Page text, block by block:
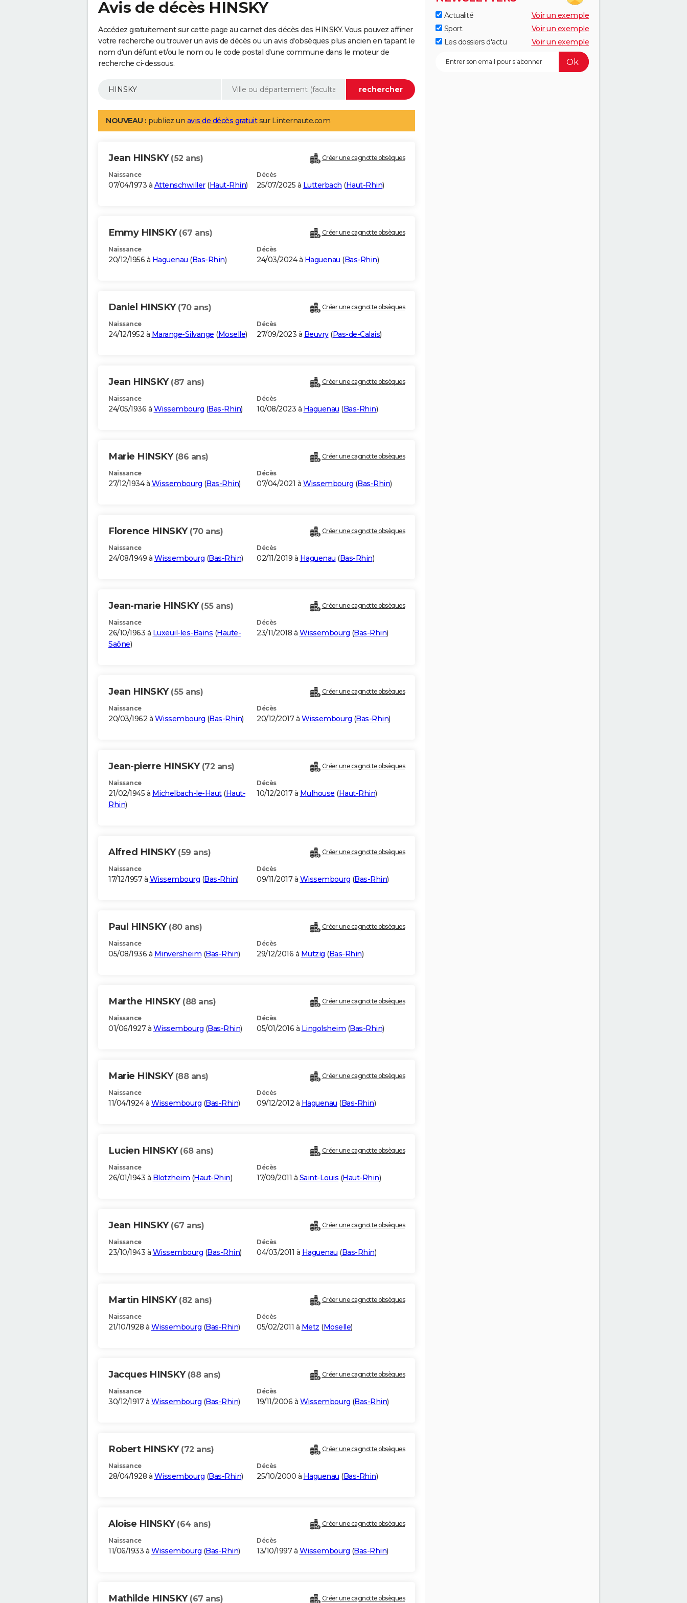
Avis de décès HINSKY
Accédez gratuitement sur cette page au carnet des décès des HINSKY. Vous pouvez affiner
votre recherche ou trouver un avis de décès ou un avis d'obsèques plus ancien en tapant le
nom d'un défunt et/ou le nom ou le code postal d'une commune dans le moteur de
recherche ci-dessous.
NOUVEAU : publiez un avis de décès gratuitsur Linternaute.com
Jean HINSKY (52 ans) Créer une cagnotte obsèques
Naissance
07/04/1973 à Attenschwiller(Haut-Rhin)
Décès
25/07/2025 à Lutterbach (Haut-Rhin)
Emmy HINSKY (67 ans) Créer une cagnotte obsèques
Naissance
20/12/1956 à Haguenau (Bas-Rhin)
Décès
24/03/2024 à Haguenau (Bas-Rhin)
Daniel HINSKY (70 ans) Créer une cagnotte obsèques
Naissance
24/12/1952 à Marange-Silvange (Moselle)
Décès
27/09/2023 à Beuvry(Pas-de-Calais)
Jean HINSKY (87 ans) Créer une cagnotte obsèques
Naissance
24/05/1936 à Wissembourg (Bas-Rhin)
Décès
10/08/2023 à Haguenau (Bas-Rhin)
Marie HINSKY (86 ans) Créer une cagnotte obsèques
Naissance
27/12/1934 à Wissembourg (Bas-Rhin)
Décès
07/04/2021 à Wissembourg (Bas-Rhin)
Florence HINSKY (70 ans) Créer une cagnotte obsèques
Naissance
24/08/1949 à Wissembourg (Bas-Rhin)
Décès
02/11/2019 à Haguenau (Bas-Rhin)
Jean-marie HINSKY (55 ans) Créer une cagnotte obsèques
Naissance
26/10/1963 à Luxeuil-les-Bains (Haute-
Saône)
Décès
23/11/2018 à Wissembourg (Bas-Rhin)
Jean HINSKY (55 ans) Créer une cagnotte obsèques
Naissance
20/03/1962 à Wissembourg (Bas-Rhin)
Décès
20/12/2017 à Wissembourg (Bas-Rhin)
Jean-pierre HINSKY (72 ans) Créer une cagnotte obsèques
Naissance
21/02/1945 à Michelbach-le-Haut(Haut-
Rhin)
Décès
10/12/2017 à Mulhouse (Haut-Rhin)
Alfred HINSKY (59 ans) Créer une cagnotte obsèques
Naissance
17/12/1957 à Wissembourg (Bas-Rhin)
Décès
09/11/2017 à Wissembourg (Bas-Rhin)
Paul HINSKY (80 ans) Créer une cagnotte obsèques
Naissance
05/08/1936 à Minversheim (Bas-Rhin)
Décès
29/12/2016 à Mutzig (Bas-Rhin)
Marthe HINSKY (88 ans) Créer une cagnotte obsèques
Naissance
01/06/1927 à Wissembourg (Bas-Rhin)
Décès
05/01/2016 à Lingolsheim (Bas-Rhin)
Marie HINSKY (88 ans) Créer une cagnotte obsèques
Naissance
11/04/1924 à Wissembourg (Bas-Rhin)
Décès
09/12/2012 à Haguenau (Bas-Rhin)
Lucien HINSKY (68 ans) Créer une cagnotte obsèques
Naissance
26/01/1943 à Blotzheim (Haut-Rhin)
Décès
17/09/2011 à Saint-Louis (Haut-Rhin)
Jean HINSKY (67 ans) Créer une cagnotte obsèques
Naissance
23/10/1943 à Wissembourg (Bas-Rhin)
Décès
04/03/2011 à Haguenau (Bas-Rhin)
Martin HINSKY (82 ans) Créer une cagnotte obsèques
Naissance
21/10/1928 à Wissembourg (Bas-Rhin)
Décès
05/02/2011 à Metz (Moselle)
Jacques HINSKY (88 ans) Créer une cagnotte obsèques
Naissance
30/12/1917 à Wissembourg (Bas-Rhin)
Décès
19/11/2006 à Wissembourg (Bas-Rhin)
Robert HINSKY (72 ans) Créer une cagnotte obsèques
Naissance
28/04/1928 à Wissembourg (Bas-Rhin)
Décès
25/10/2000 à Haguenau (Bas-Rhin)
Aloise HINSKY (64 ans) Créer une cagnotte obsèques
Naissance
11/06/1933 à Wissembourg (Bas-Rhin)
Décès
13/10/1997 à Wissembourg (Bas-Rhin)
Mathilde HINSKY (67 ans) Créer une cagnotte obsèques
Actualité
Voir un exemple
Sport
Voir un exemple
Les dossiers d'actu
Voir un exemple